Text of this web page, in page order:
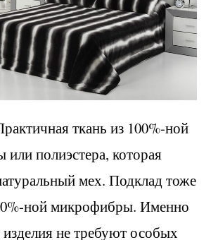
ткань из 100%-ной
полиэстера, которая
мех. Подклад тоже
ной микрофибры. Именно
не требуют особых